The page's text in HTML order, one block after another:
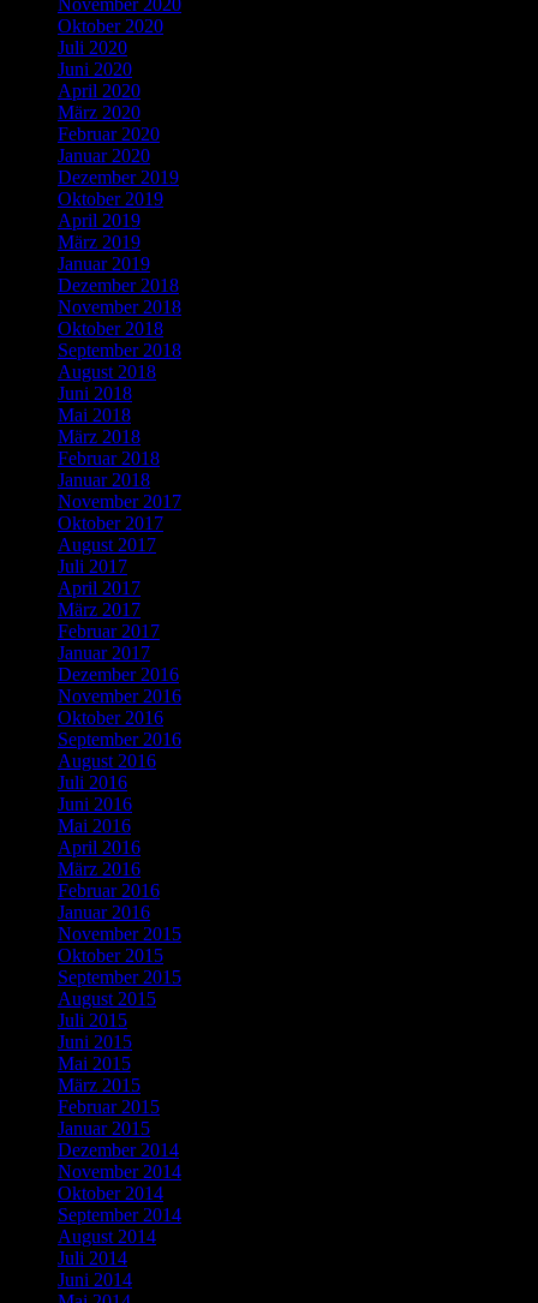
Oktober 2020
Juli 2020
Juni 2020
April 2020
März 2020
Februar 2020
Januar 2020
Dezember 2019
Oktober 2019
April 2019
März 2019
Januar 2019
Dezember 2018
November 2018
Oktober 2018
September 2018
August 2018
Juni 2018
Mai 2018
März 2018
Februar 2018
Januar 2018
November 2017
Oktober 2017
August 2017
Juli 2017
April 2017
März 2017
Februar 2017
Januar 2017
Dezember 2016
November 2016
Oktober 2016
September 2016
August 2016
Juli 2016
Juni 2016
Mai 2016
April 2016
März 2016
Februar 2016
Januar 2016
November 2015
Oktober 2015
September 2015
August 2015
Juli 2015
Juni 2015
Mai 2015
März 2015
Februar 2015
Januar 2015
Dezember 2014
November 2014
Oktober 2014
September 2014
August 2014
Juli 2014
Juni 2014